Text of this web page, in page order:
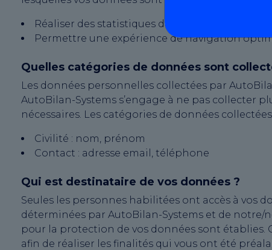
Réaliser des statistiques d’audience du site
Permettre une expérience de navigation
Quelles catégories de données sont
Les données personnelles collectées par
AutoBilan-Systems s’engage à ne pas collecter
nécessaires. Les catégories de données
Civilité : nom, prénom
Contact : adresse email, téléphone
Qui est destinataire de vos données ?
Seules les personnes habilitées ont accès à vos
déterminées par AutoBilan-Systems et de
pour la protection de vos données sont établies.
afin de réaliser les finalités qui vous ont été